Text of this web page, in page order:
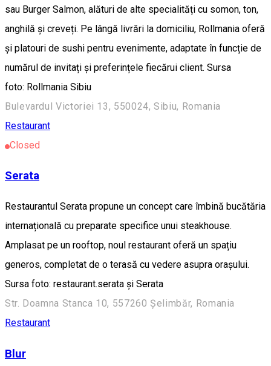
sau Burger Salmon, alături de alte specialități cu somon, ton,
anghilă și creveți. Pe lângă livrări la domiciliu, Rollmania oferă
și platouri de sushi pentru evenimente, adaptate în funcție de
numărul de invitați și preferințele fiecărui client. Sursa
foto: Rollmania Sibiu
Bulevardul Victoriei 13, 550024, Sibiu, Romania
Restaurant
Closed
Serata
Restaurantul Serata propune un concept care îmbină bucătăria
internațională cu preparate specifice unui steakhouse.
Amplasat pe un rooftop, noul restaurant oferă un spațiu
generos, completat de o terasă cu vedere asupra orașului.
Sursa foto: restaurant.serata și Serata
Str. Doamna Stanca 10, 557260 Șelimbăr, Romania
Restaurant
Blur